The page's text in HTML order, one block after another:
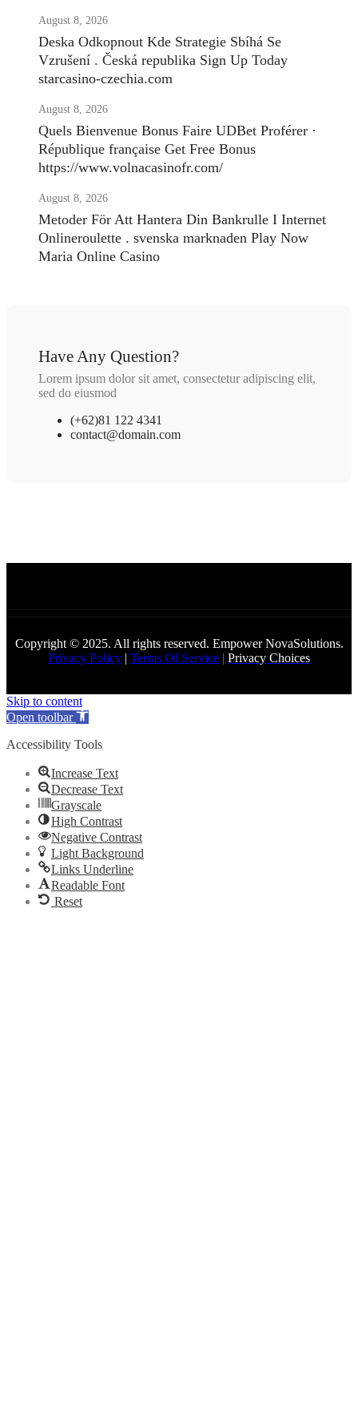
August 8, 2026
Deska Odkopnout Kde Strategie Sbíhá Se
Vzrušení . Česká republika Sign Up Today
starcasino-czechia.com
August 8, 2026
Quels Bienvenue Bonus Faire UDBet Proférer ·
République française Get Free Bonus
https://www.volnacasinofr.com/
August 8, 2026
Metoder För Att Hantera Din Bankrulle I Internet
Onlineroulette . svenska marknaden Play Now
Maria Online Casino
Have Any Question?
Lorem ipsum dolor sit amet, consectetur adipiscing elit,
sed do eiusmod
(+62)81 122 4341
contact@domain.com
Copyright © 2025. All rights reserved. Empower NovaSolutions.
Privacy Policy | Terms Of Service | Privacy Choices
Skip to content
Open toolbar
Accessibility Tools
Increase Text
Decrease Text
Grayscale
High Contrast
Negative Contrast
Light Background
Links Underline
Readable Font
Reset